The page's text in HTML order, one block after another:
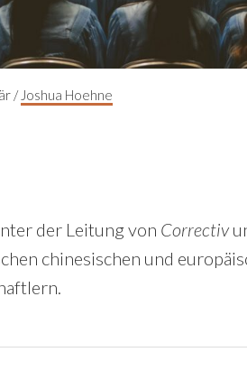
/ Joshua Hoehne
der Leitung von Correctiv
chinesischen und